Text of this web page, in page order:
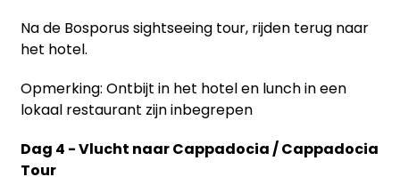
Na de Bosporus sightseeing tour, rijden terug naar
het hotel.
Opmerking: Ontbijt in het hotel en lunch in een
lokaal restaurant zijn inbegrepen
Dag 4 - Vlucht naar Cappadocia / Cappadocia
Tour